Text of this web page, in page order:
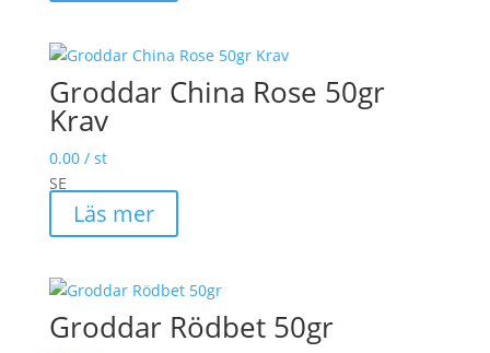
Groddar China Rose 50gr
Krav
0.00/ st
SE
Läs mer
Groddar Rödbet 50gr